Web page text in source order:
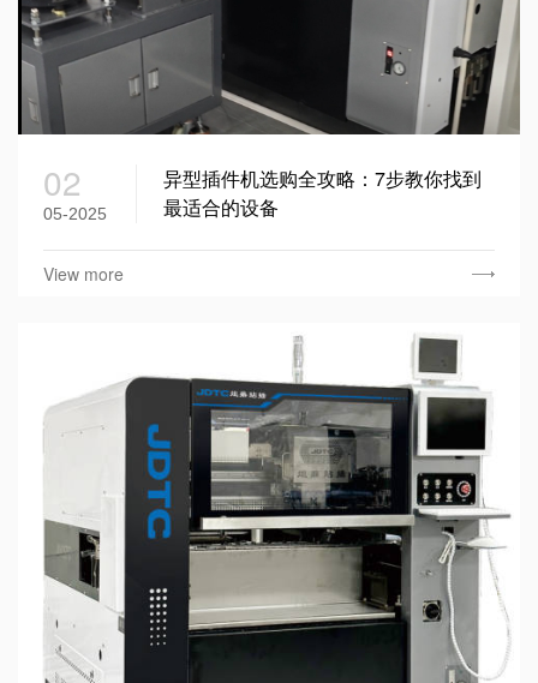
02
05-2025
异型插件机选购全攻略：7步教你找到
最适合的设备
View more